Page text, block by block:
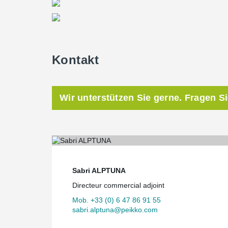
Kontakt
Wir unterstützen Sie gerne. Fragen
Sabri ALPTUNA
Directeur commercial adjoint
Mob. +33 (0) 6 47 86 91 55
sabri.alptuna@peikko.com